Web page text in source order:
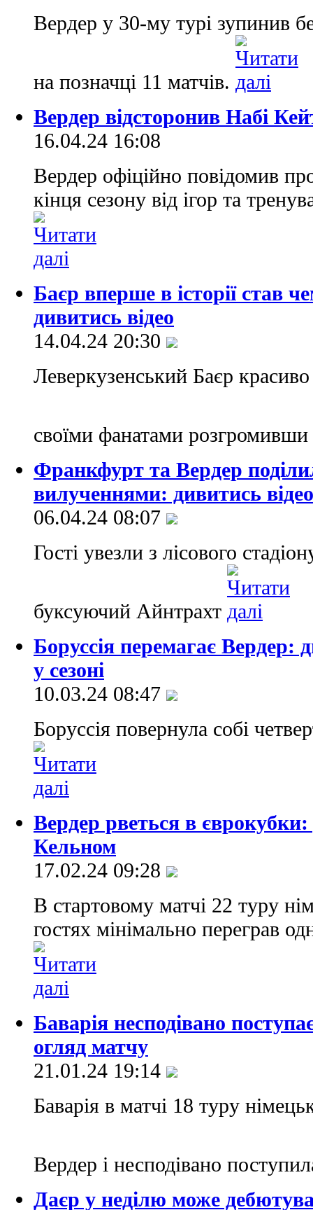
Вердер у 30-му турі зупинив
на позначці 11 матчів.
Вердер відсторонив Набі
16.04.24 16:08
Вердер офіційно повідомив
кінця сезону від ігор та
Баєр вперше в історії став
дивитись відео
14.04.24 20:30
Леверкузенський Баєр
своїми фанатами
Франкфурт та Вердер
вилученнями: дивитись
06.04.24 08:07
Гості увезли з лісового
буксуючий Айнтрахт
Боруссія перемагає
у сезоні
10.03.24 08:47
Боруссія повернула собі
Вердер рветься в
Кельном
17.02.24 09:28
В стартовому матчі 22 туру
гостях мінімально переграв
Баварія несподівано
огляд матчу
21.01.24 19:14
Баварія в матчі 18 туру
Вердер і несподівано
Даєр у неділю може